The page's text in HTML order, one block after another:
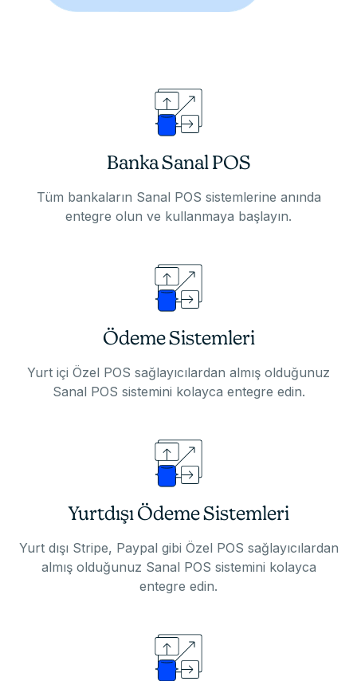
Banka Sanal POS
Tüm bankaların Sanal POS sistemlerine anında
entegre olun ve kullanmaya başlayın.
Ödeme Sistemleri
Yurt içi Özel POS sağlayıcılardan almış olduğunuz
Sanal POS sistemini kolayca entegre edin.
Yurtdışı Ödeme Sistemleri
Yurt dışı Stripe, Paypal gibi Özel POS sağlayıcılardan
almış olduğunuz Sanal POS sistemini kolayca
entegre edin.